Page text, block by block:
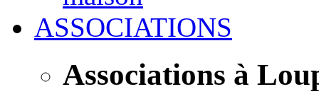
ASSOCIATIONS
Associations à